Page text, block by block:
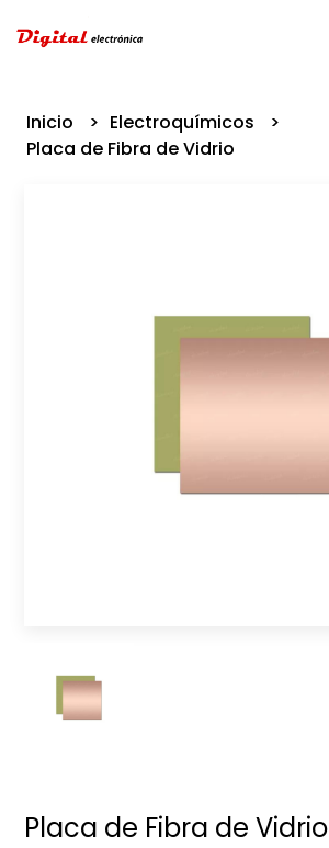
Inicio
Electroquímicos
Placa de Fibra de Vidrio
Placa de Fibra de Vidrio